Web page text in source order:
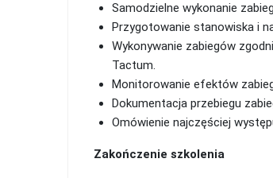
Samodzielne wykonanie
Przygotowanie stanowiska i
Wykonywanie zabiegów
Tactum.
Monitorowanie efektów
Dokumentacja przebiegu
Omówienie najczęściej
Zakończenie szkolenia